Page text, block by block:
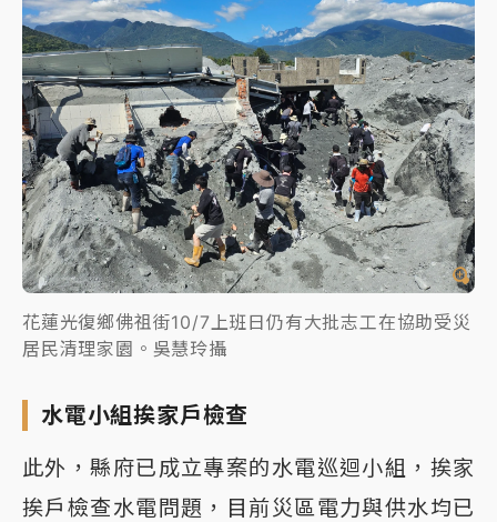
花蓮光復鄉佛祖街10/7上班日仍有大批志工在協助受災
居民清理家園。吳慧玲攝
水電小組挨家戶檢查
此外，縣府已成立專案的水電巡迴小組，挨家
挨戶檢查水電問題，目前災區電力與供水均已